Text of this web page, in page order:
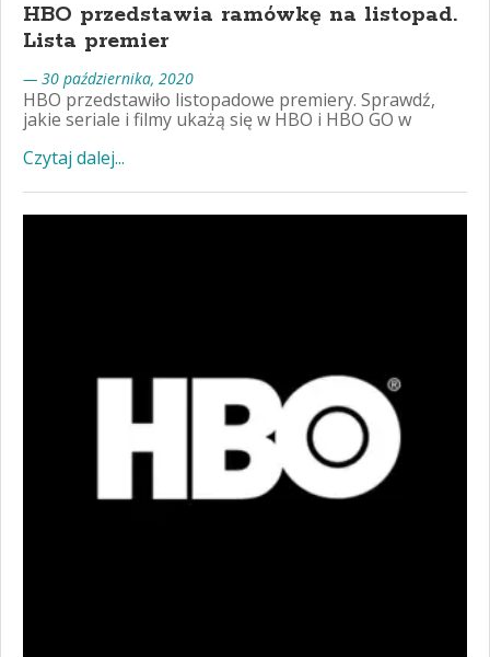
HBO przedstawia ramówkę na listopad.
Lista premier
— 30 października, 2020
HBO przedstawiło listopadowe premiery. Sprawdź,
jakie seriale i filmy ukażą się w HBO i HBO GO w
Czytaj dalej...